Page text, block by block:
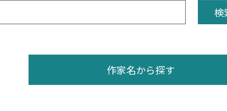
作家名から探す